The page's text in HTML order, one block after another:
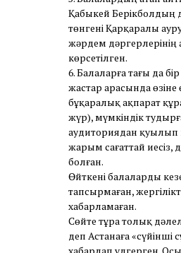
Қабыкей Берікболдың
төнгені Қарқаралы
жәрдем
көрсетілген.
6. Балаларға тағы да
жастар арасында өзіне
бұқаралық ақпарат
жүр), мүмкіндік
аудиториядан қуылып
жарым сағаттай иесіз,
болған.
Өйткені балаларды
тапсырмаған,
хабарламаған.
Сөйте тұра толық
деп Астанаға «сүйінші